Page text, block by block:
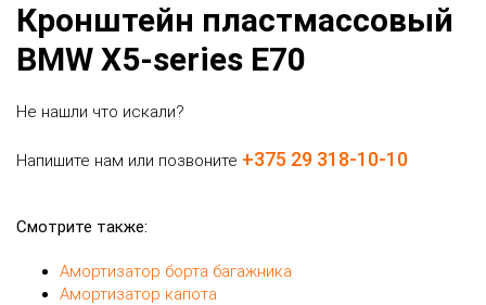
Кронштейн пластмассовый
BMW X5-series E70
Не нашли что искали?
Напишите нам или позвоните +375 29 318-10-10
Смотрите также:
Амортизатор борта багажника
Амортизатор капота